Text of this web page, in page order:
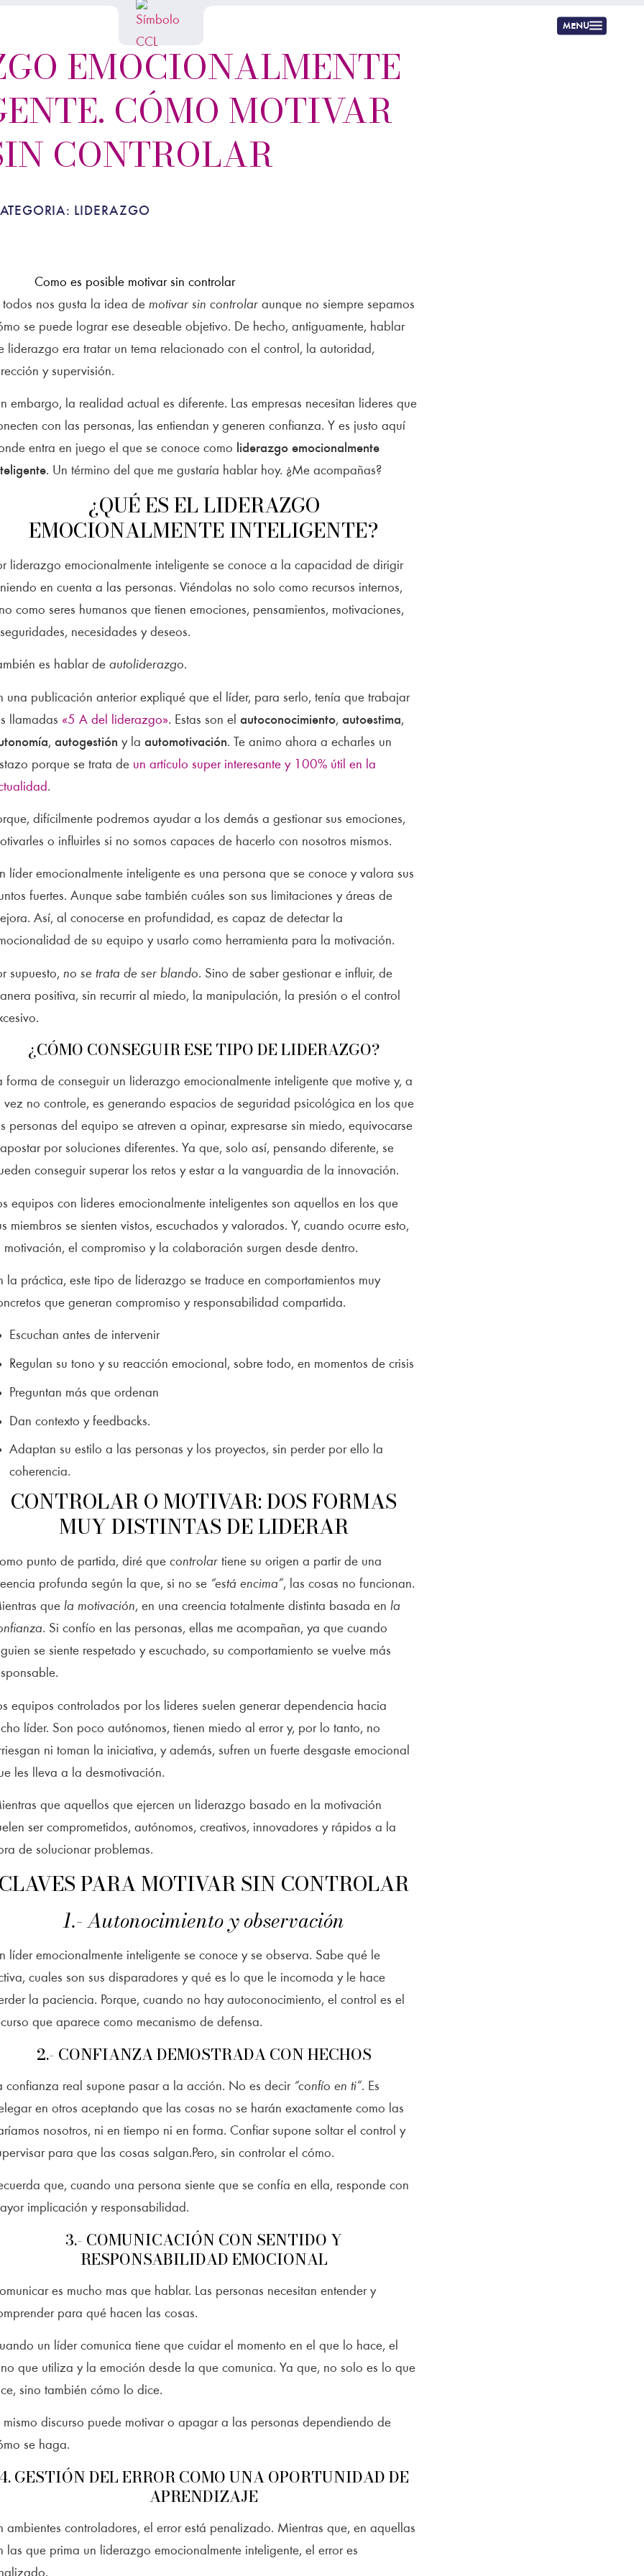
menu
EMOCIONALMENTE
CÓMO MOTIVAR
CONTROLAR
LIDERAZGO
nos gusta la idea de motivar sin controlar aunque no siempre sepamos
se puede lograr ese deseable objetivo. De hecho, antiguamente, hablar
liderazgo era tratar un tema relacionado con el control, la autoridad,
y supervisión.
embargo, la realidad actual es diferente. Las empresas necesitan lideres que
con las personas, las entiendan y generen confianza. Y es justo aquí
entra en juego el que se conoce como liderazgo emocionalmente
. Un término del que me gustaría hablar hoy. ¿Me acompañas?
¿QUÉ ES EL LIDERAZGO
EMOCIONALMENTE INTELIGENTE?
liderazgo emocionalmente inteligente se conoce a la capacidad de dirigir
en cuenta a las personas. Viéndolas no solo como recursos internos,
como seres humanos que tienen emociones, pensamientos, motivaciones,
necesidades y deseos.
es hablar de autoliderazgo.
una publicación anterior expliqué que el líder, para serlo, tenía que trabajar
llamadas «5 A del liderazgo». Estas son el autoconocimiento, autoestima,
, autogestión y la automotivación. Te animo ahora a echarles un
porque se trata de un artículo super interesante y 100% útil en la
.
difícilmente podremos ayudar a los demás a gestionar sus emociones,
o influirles si no somos capaces de hacerlo con nosotros mismos.
líder emocionalmente inteligente es una persona que se conoce y valora sus
fuertes. Aunque sabe también cuáles son sus limitaciones y áreas de
Así, al conocerse en profundidad, es capaz de detectar la
de su equipo y usarlo como herramienta para la motivación.
supuesto, no se trata de ser blando. Sino de saber gestionar e influir, de
positiva, sin recurrir al miedo, la manipulación, la presión o el control
¿CÓMO CONSEGUIR ESE TIPO DE LIDERAZGO?
forma de conseguir un liderazgo emocionalmente inteligente que motive y, a
vez no controle, es generando espacios de seguridad psicológica en los que
personas del equipo se atreven a opinar, expresarse sin miedo, equivocarse
por soluciones diferentes. Ya que, solo así, pensando diferente, se
conseguir superar los retos y estar a la vanguardia de la innovación.
equipos con lideres emocionalmente inteligentes son aquellos en los que
miembros se sienten vistos, escuchados y valorados. Y, cuando ocurre esto,
motivación, el compromiso y la colaboración surgen desde dentro.
la práctica, este tipo de liderazgo se traduce en comportamientos muy
que generan compromiso y responsabilidad compartida.
Escuchan antes de intervenir
Regulan su tono y su reacción emocional, sobre todo, en momentos de crisis
Preguntan más que ordenan
Dan contexto y feedbacks.
Adaptan su estilo a las personas y los proyectos, sin perder por ello la
coherencia.
CONTROLAR O MOTIVAR: DOS FORMAS
MUY DISTINTAS DE LIDERAR
punto de partida, diré que controlartiene su origen a partir de una
profunda según la que, si no se “está encima”, las cosas no funcionan.
quela motivación, en una creencia totalmente distinta basada en la
. Si confío en las personas, ellas me acompañan, ya que cuando
se siente respetado y escuchado, su comportamiento se vuelve más
equipos controlados por los lideres suelen generar dependencia hacia
líder. Son poco autónomos, tienen miedo al error y, por lo tanto, no
ni toman la iniciativa, y además, sufren un fuerte desgaste emocional
les lleva a la desmotivación.
que aquellos que ejercen un liderazgo basado en la motivación
ser comprometidos, autónomos, creativos, innovadores y rápidos a la
de solucionar problemas.
CLAVES PARA MOTIVAR SIN CONTROLAR
1.- Autonocimiento y observación
líder emocionalmente inteligente se conoce y se observa. Sabe qué le
cuales son sus disparadores y qué es lo que le incomoda y le hace
la paciencia. Porque, cuando no hay autoconocimiento, el control es el
que aparece como mecanismo de defensa.
2.- CONFIANZA DEMOSTRADA CON HECHOS
confianza real supone pasar a la acción. No es decir “confío en ti”. Es
en otros aceptando que las cosas no se harán exactamente como las
nosotros, ni en tiempo ni en forma. Confiar supone soltar el control y
para que las cosas salgan.Pero, sin controlar el cómo.
que, cuando una persona siente que se confía en ella, responde con
implicación y responsabilidad.
3.- COMUNICACIÓN CON SENTIDO Y
RESPONSABILIDAD EMOCIONAL
es mucho mas que hablar. Las personas necesitan entender y
para qué hacen las cosas.
un líder comunica tiene que cuidar el momento en el que lo hace, el
que utiliza y la emoción desde la que comunica. Ya que, no solo es lo que
sino también cómo lo dice.
mismo discurso puede motivar o apagar a las personas dependiendo de
se haga.
4. GESTIÓN DEL ERROR COMO UNA OPORTUNIDAD DE
APRENDIZAJE
ambientes controladores, el error está penalizado. Mientras que, en aquellas
las que prima un liderazgo emocionalmente inteligente, el error es